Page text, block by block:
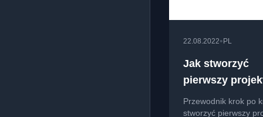
22.08.2022• PL
Jak stworzyć
pierwszy
Buddy?
Przewodnik krok po
stworzyć pierwszy